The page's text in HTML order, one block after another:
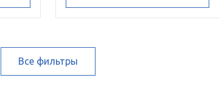
Все фильтры